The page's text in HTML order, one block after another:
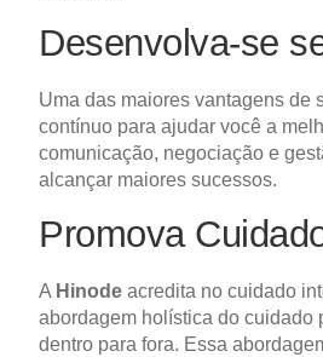
Desenvolva-se
Uma das maiores vantagens de
contínuo para ajudar você a
comunicação, negociação e
alcançar maiores sucessos.
Promova
A Hinode acredita no cuidado
abordagem holística do cuidado
dentro para fora. Essa